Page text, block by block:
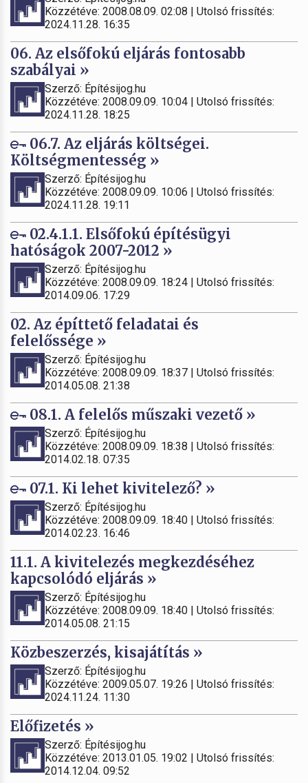
Közzétéve: 2008.08.09. 02:08 | Utolsó frissítés:
2024.11.28. 16:35
06. Az elsőfokú eljárás fontosabb
szabályai »
Szerző: Építésijog.hu
Közzétéve: 2008.09.09. 10:04 | Utolsó frissítés:
2024.11.28. 18:25
06.7. Az eljárás költségei.
Költségmentesség »
Szerző: Építésijog.hu
Közzétéve: 2008.09.09. 10:06 | Utolsó frissítés:
2024.11.28. 19:11
02.4.1.1. Elsőfokú építésügyi
hatóságok 2007-2012 »
Szerző: Építésijog.hu
Közzétéve: 2008.09.09. 18:24 | Utolsó frissítés:
2014.09.06. 17:29
02. Az építtető feladatai és
felelőssége »
Szerző: Építésijog.hu
Közzétéve: 2008.09.09. 18:37 | Utolsó frissítés:
2014.05.08. 21:38
08.1. A felelős műszaki vezető »
Szerző: Építésijog.hu
Közzétéve: 2008.09.09. 18:38 | Utolsó frissítés:
2014.02.18. 07:35
07.1. Ki lehet kivitelező? »
Szerző: Építésijog.hu
Közzétéve: 2008.09.09. 18:40 | Utolsó frissítés:
2014.02.23. 16:46
11.1. A kivitelezés megkezdéséhez
kapcsolódó eljárás »
Szerző: Építésijog.hu
Közzétéve: 2008.09.09. 18:40 | Utolsó frissítés:
2014.05.08. 21:15
Közbeszerzés, kisajátítás »
Szerző: Építésijog.hu
Közzétéve: 2009.05.07. 19:26 | Utolsó frissítés:
2024.11.24. 11:30
Előfizetés »
Szerző: Építésijog.hu
Közzétéve: 2013.01.05. 19:02 | Utolsó frissítés:
2014.12.04. 09:52